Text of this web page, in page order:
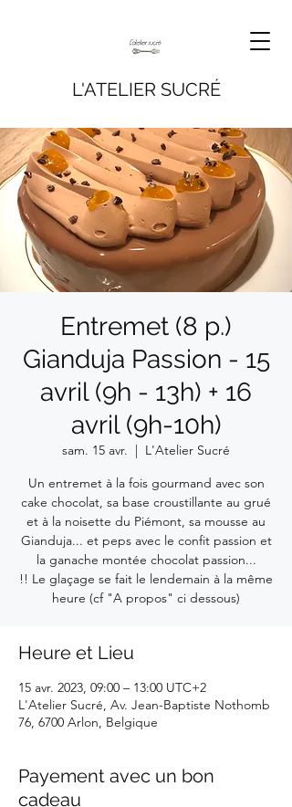
L'ATELIER SUCRÉ
Entremet (8 p.)
Gianduja Passion - 15
avril (9h - 13h) + 16
avril (9h-10h)
sam. 15 avr.
  |
L'Atelier Sucré
Un entremet à la fois gourmand avec son
cake chocolat, sa base croustillante au grué
et à la noisette du Piémont, sa mousse au
Gianduja... et peps avec le confit passion et
la ganache montée chocolat passion...
!! Le glaçage se fait le lendemain à la même
heure (cf "A propos" ci dessous)
Heure et Lieu
15 avr. 2023, 09:00 – 13:00 UTC+2
L'Atelier Sucré, Av. Jean-Baptiste Nothomb
76, 6700 Arlon, Belgique
Payement avec un bon
cadeau